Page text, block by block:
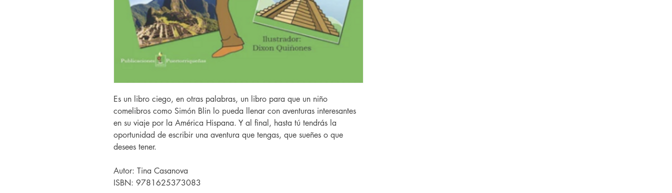
Es un libro ciego, en otras palabras, un libro para que un niño
comelibros como Simón Blin lo pueda llenar con aventuras interesantes
en su viaje por la América Hispana. Y al final, hasta tú tendrás la
oportunidad de escribir una aventura que tengas, que sueñes o que
desees tener.
Autor: Tina Casanova
ISBN: 9781625373083